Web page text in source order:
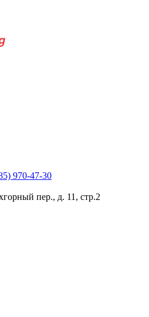
970-47-30
пер., д. 11, стр.2